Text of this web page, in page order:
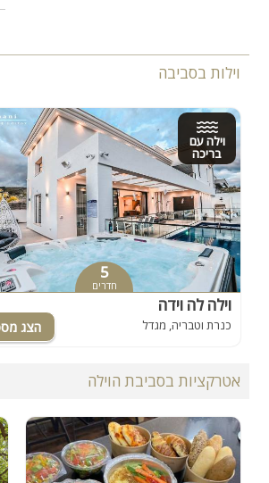
וילות בסביבה
וילה עם
בריכה
5
חדרים
וילה לה וידה
כנרת וטבריה, מגדל
אטרקציות בסביבת הוילה